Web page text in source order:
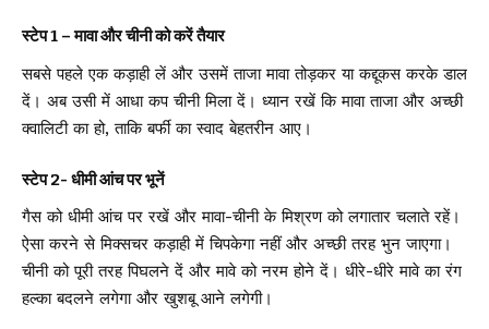
स्टेप 1 – मावा और चीनी को करें तैयार
सबसे पहले एक कड़ाही लें और उसमें ताजा मावा तोड़कर या कद्दूकस करके डाल
दें। अब उसी में आधा कप चीनी मिला दें। ध्यान रखें कि मावा ताजा और अच्छी
क्वालिटी का हो, ताकि बर्फी का स्वाद बेहतरीन आए।
स्टेप 2- धीमी आंच पर भूनें
गैस को धीमी आंच पर रखें और मावा-चीनी के मिश्रण को लगातार चलाते रहें।
ऐसा करने से मिक्सचर कड़ाही में चिपकेगा नहीं और अच्छी तरह भुन जाएगा।
चीनी को पूरी तरह पिघलने दें और मावे को नरम होने दें। धीरे-धीरे मावे का रंग
हल्का बदलने लगेगा और खुशबू आने लगेगी।